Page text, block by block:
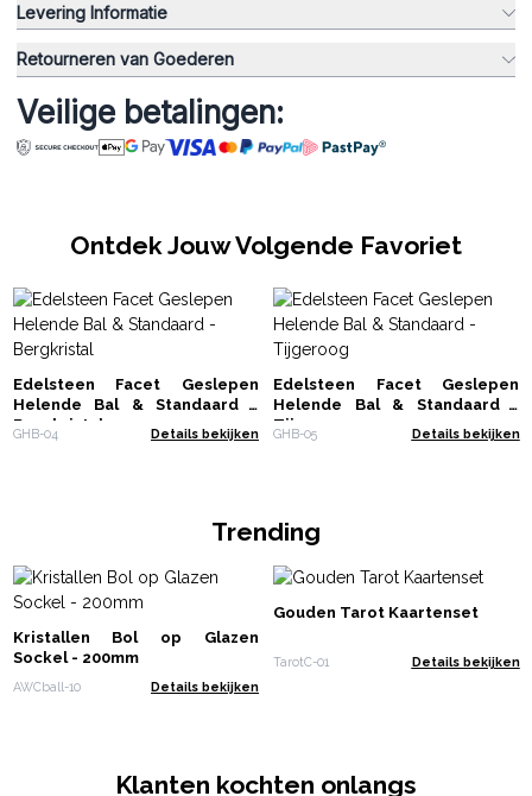
Levering Informatie
Retourneren van Goederen
Veilige betalingen:
Ontdek Jouw Volgende Favoriet
Edelsteen Facet Geslepen
Helende Bal & Standaard -
Bergkristal
GHB-04 Details bekijken
Edelsteen Facet Geslepen
Helende Bal & Standaard -
Tijgeroog
GHB-05 Details bekijken
Trending
Kristallen Bol op Glazen
Sockel - 200mm
AWCball-10 Details bekijken
Gouden Tarot Kaartenset
TarotC-01 Details bekijken
Klanten kochten onlangs